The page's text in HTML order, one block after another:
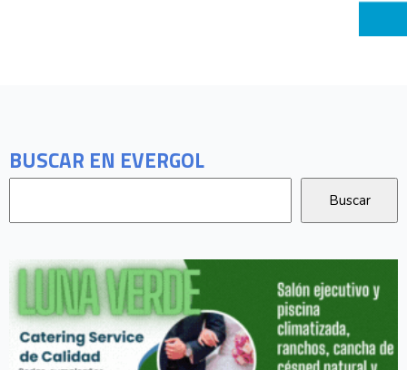
BUSCAR EN EVERGOL